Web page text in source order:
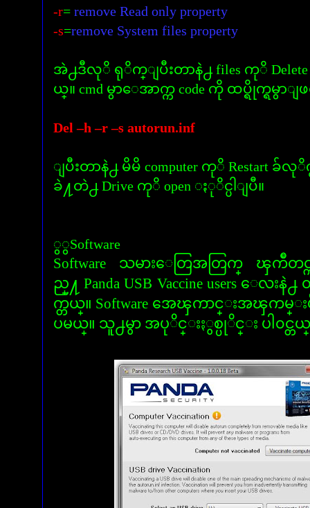
-r= remove Read only property
-s=remove System files property
အဲ႕ဒီလုိ ရုိက္ျပီးတာနဲ႕ files ကုိ Delete
ယ္။ cmd မွာေအာက္က code ကို ထပ္ရိုက္ရမွာျဖ
Del –h –r –s autorun.inf
ျပီးတာနဲ႕ မိမိ computer ကုိ Restart ခ်
ခဲ႔တဲ႕ Drive ကုိ open ႏုိင္ပါျပီ။
ွွSoftware
Software သမားေတြအတြက္ ၾကိဳတင္
ည္႔ Panda USB Vaccine users ေလး
က္တယ္။ Software အေၾကာင္းအၾကမ္
ပမယ္။ သူ႕မွာ အပုိင္းႏွစ္ပုိင္း ပါ၀င္တ